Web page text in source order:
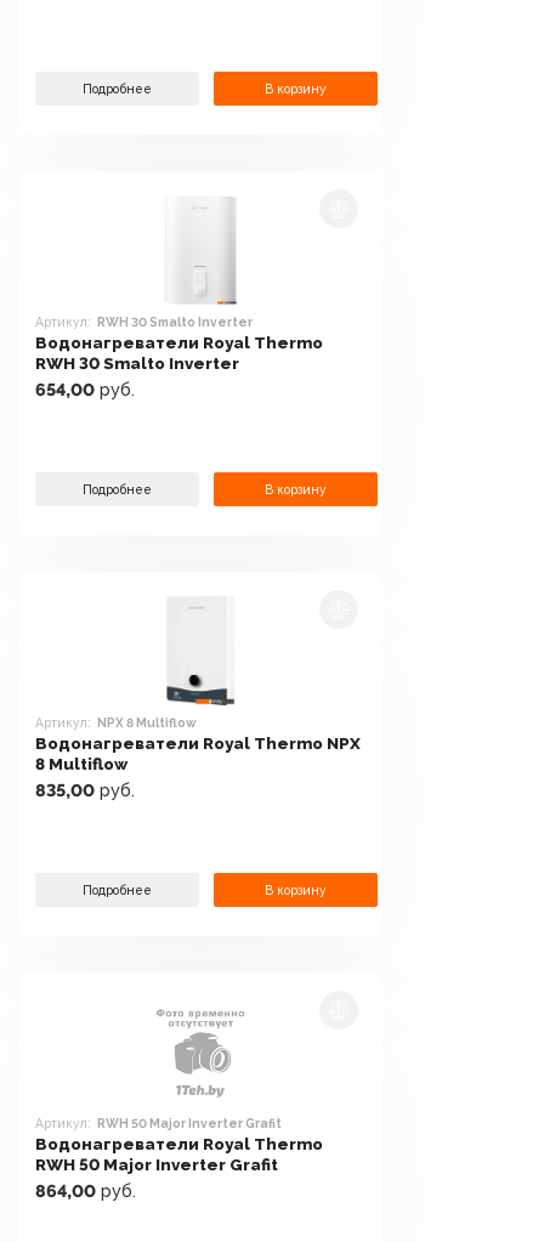
Подробнее В корзину
Артикул: RWH 30 Smalto Inverter
Водонагреватели Royal Thermo
RWH 30 Smalto Inverter
654,00 руб.
Подробнее В корзину
Артикул: NPX 8 Multiflow
Водонагреватели Royal Thermo NPX
8 Multiflow
835,00 руб.
Подробнее В корзину
Артикул: RWH 50 Major Inverter Grafit
Водонагреватели Royal Thermo
RWH 50 Major Inverter Grafit
864,00 руб.